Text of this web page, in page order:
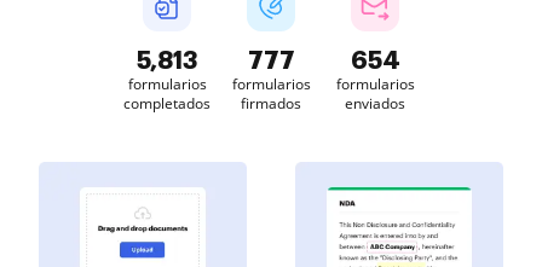
5,813
formularios
completados
777
formularios
firmados
654
formularios
enviados